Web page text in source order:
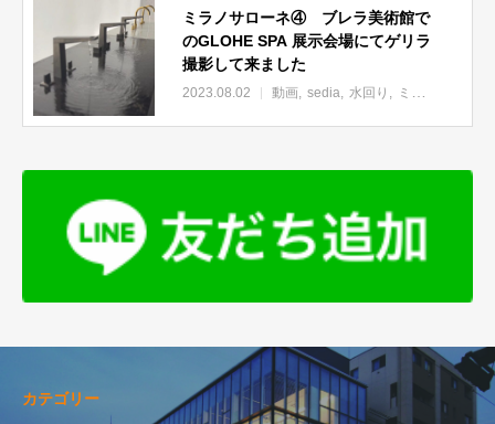
ミラノサローネ④ ブレラ美術館で
のGLOHE SPA 展示会場にてゲリラ
撮影して来ました
2023.08.02 動画 sedia 水回り ミラノサローネ
カテゴリー